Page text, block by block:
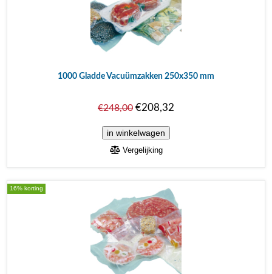
1000 Gladde Vacuümzakken 250x350 mm
€248,00 €208,32
Vergelijking
16% korting